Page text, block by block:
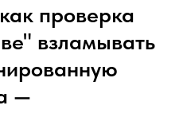
проверка
взламывать
—